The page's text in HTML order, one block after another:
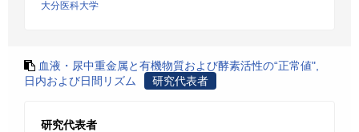
大分医科大学
血液・尿中重金属と有機物質および酵素活性の“正常値",
日内および日間リズム
研究代表者
研究代表者